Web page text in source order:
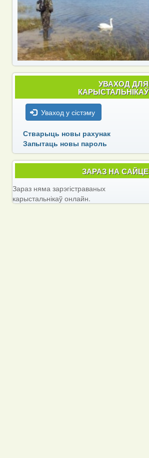
УВАХОД ДЛЯ
КАРЫСТАЛЬНІКАЎ
Уваход у сістэму
Стварыць новы рахунак
Запытаць новы пароль
ЗАРАЗ НА САЙЦЕ
Зараз няма зарэгістраваных
карыстальнікаў онлайн.